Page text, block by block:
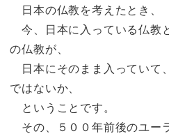
日本の仏教を考えたとき、
今、日本に入っている仏
の仏教が、
日本にそのまま入ってい
ではないか、
ということです。
その、５００年前後のユー